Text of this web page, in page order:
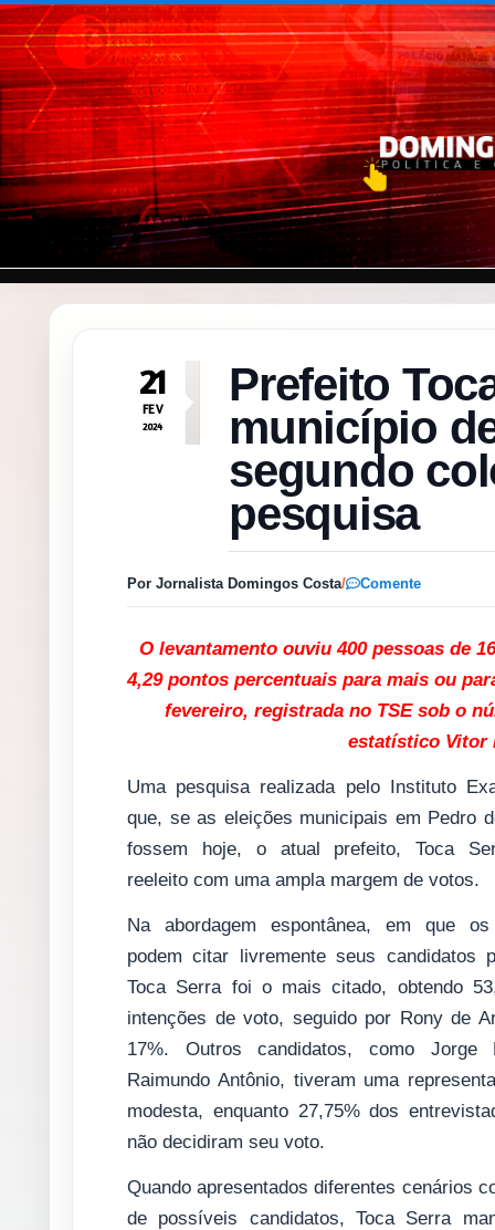
Pular para o conteúdo
21
FEV
2024
Prefeito
município
segundo
pesquisa
Por Jornalista Domingos Costa/ Comente
O levantamento ouviu 400 pessoas de
4,29 pontos percentuais para mais ou
fevereiro, registrada no TSE sob o
estatístico Vitor
Uma pesquisa realizada pelo Instituto
que, se as eleições municipais em Pedro
fossem hoje, o atual prefeito, Toca
reeleito com uma ampla margem de votos.
Na abordagem espontânea, em que
podem citar livremente seus candidatos
Toca Serra foi o mais citado, obtendo
intenções de voto, seguido por Rony de
17%. Outros candidatos, como Jorge
Raimundo Antônio, tiveram uma
modesta, enquanto 27,75% dos
não decidiram seu voto.
Quando apresentados diferentes cenários
de possíveis candidatos, Toca Serra